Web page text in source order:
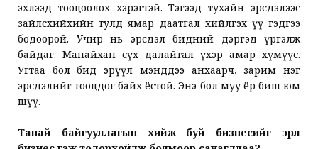
эхлээд тооцоолох хэрэгтэй. Тэгээд тухайн эрсдэлээс
зайлсхийхийн тулд ямар даатгал хийлгэх үү гэдгээ
бодоорой. Учир нь эрсдэл бидний дэргэд үргэлж
байдаг. Манайхан сүх далайтал үхэр амар хүмүүс.
Угтаа бол бид эрүүл мэнддээ анхаарч, зарим нэг
эрсдэлийг тооцдог байх ёстой. Энэ бол муу ёр биш юм
шүү.
Танай байгууллагын хийж буй бизнесийг эрүүл